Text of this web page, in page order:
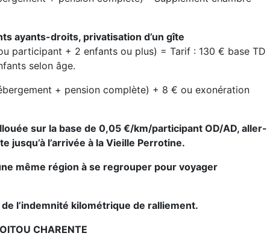
ayants-droits, privatisation d’un gîte
participant + 2 enfants ou plus) = Tarif : 130 € base TD
selon âge.
+ pension complète) + 8 € ou exonération
sur la base de 0,05 €/km/participant OD/AD, aller-
jusqu’à l’arrivée à la Vieille Perrotine.
même région à se regrouper pour voyager
l’indemnité kilométrique de ralliement.
CHARENTE